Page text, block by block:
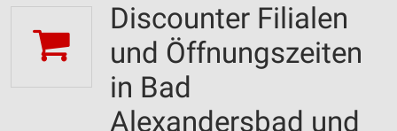
Discounter Filialen
und Öffnungszeiten
in Bad
Alexandersbad und